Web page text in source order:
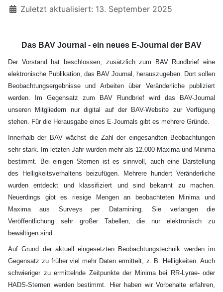
DetailsZuletzt aktualisiert: 13. September 2025
Das BAV Journal - ein neues E-Journal der BAV
Der Vorstand hat beschlossen, zusätzlich zum BAV Rundbrief eine
elektronische Publikation, das BAV Journal, herauszugeben. Dort sollen
Beobachtungsergebnisse und Arbeiten über Veränderliche publiziert
werden. Im Gegensatz zum BAV Rundbrief wird das BAV-Journal
unseren Mitgliedern nur digital auf der BAV-Website zur Verfügung
stehen. Für die Herausgabe eines E-Journals gibt es mehrere Gründe.
Innerhalb der BAV wächst die Zahl der eingesandten Beobachtungen
sehr stark. Im letzten Jahr wurden mehr als 12.000 Maxima und Minima
bestimmt. Bei einigen Sternen ist es sinnvoll, auch eine Darstellung
des Helligkeitsverhaltens beizufügen. Mehrere hundert Veränderliche
wurden entdeckt und klassifiziert und sind bekannt zu machen.
Neuerdings gibt es riesige Mengen an beobachteten Minima und
Maxima aus Surveys per Datamining. Sie verlangen die
Veröffentlichung sehr großer Tabellen, die nur elektronisch zu
bewältigen sind.
Auf Grund der aktuell eingesetzten Beobachtungstechnik werden im
Gegensatz zu früher viel mehr Daten ermittelt, z. B. Helligkeiten. Auch
schwieriger zu ermittelnde Zeitpunkte der Minima bei RR-Lyrae- oder
HADS-Sternen werden bestimmt. Hier haben wir Vorbehalte erfahren,